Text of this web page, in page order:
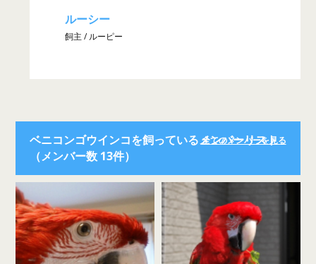
ルーシー
飼主 / ルーピー
ベニコンゴウインコを飼っているメンバーリスト
（メンバー数 13件）
全てのメンバーを見る